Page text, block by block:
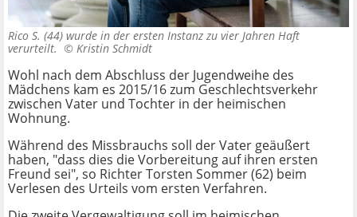
Rico S. (44) wurde in der ersten Instanz zu vier Jahren Haft
verurteilt. © Kristin Schmidt
Wohl nach dem Abschluss der Jugendweihe des
Mädchens kam es 2015/16 zum Geschlechtsverkehr
zwischen Vater und Tochter in der heimischen
Wohnung.
Während des Missbrauchs soll der Vater geäußert
haben, "dass dies die Vorbereitung auf ihren ersten
Freund sei", so Richter Torsten Sommer (62) beim
Verlesen des Urteils vom ersten Verfahren.